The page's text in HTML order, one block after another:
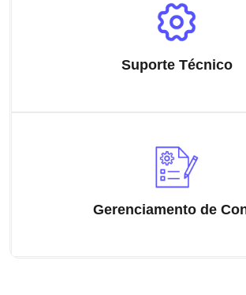
Suporte Técnico
Gerenciamento de